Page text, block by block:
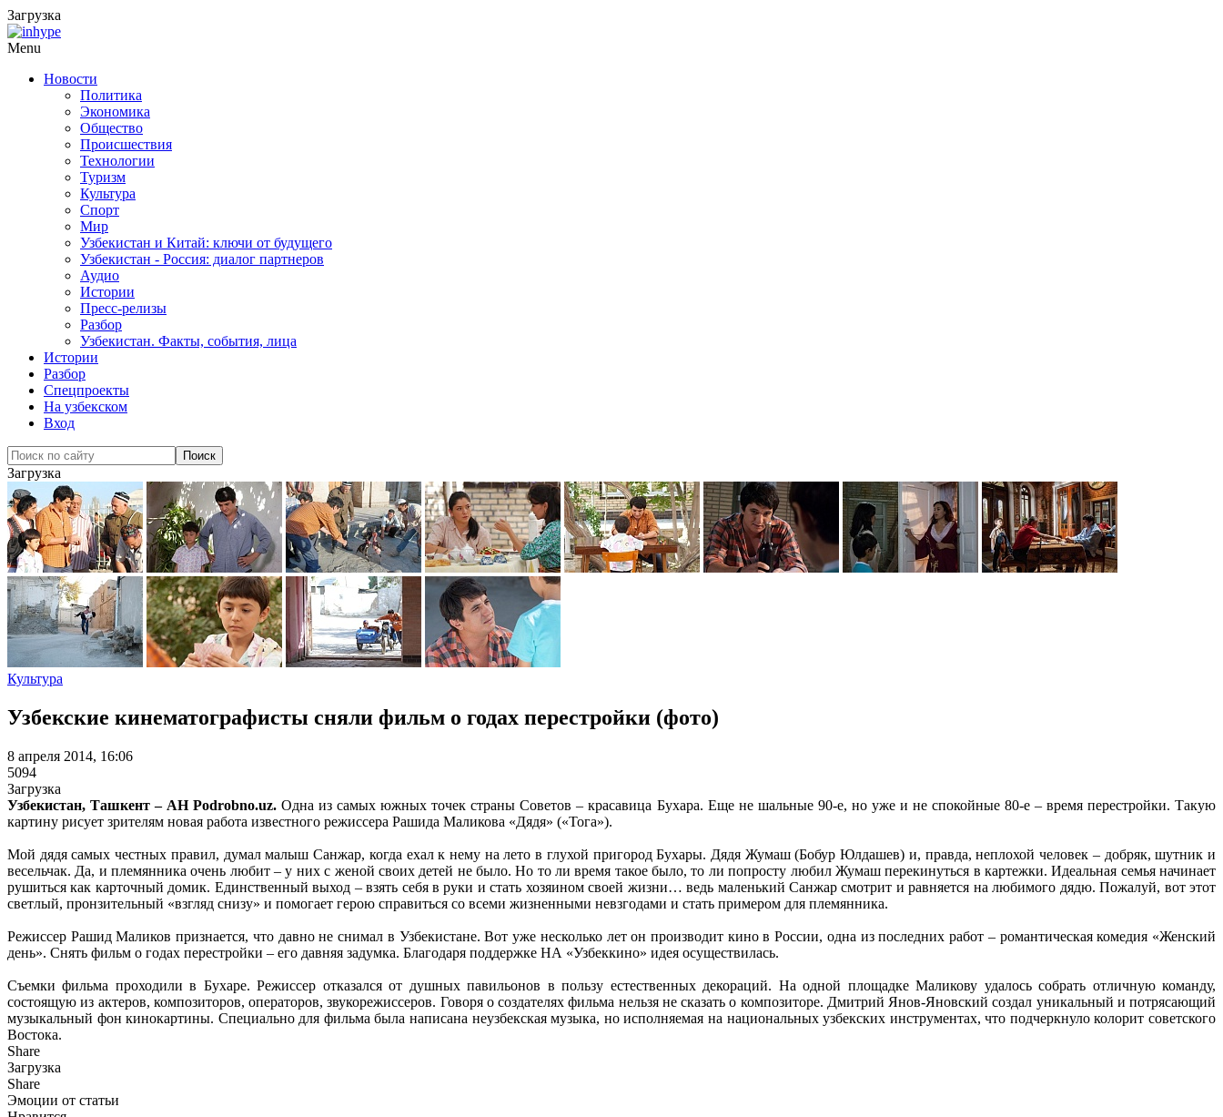
Загрузка
Menu
Новости
Политика
Экономика
Общество
Происшествия
Технологии
Туризм
Культура
Спорт
Мир
Узбекистан и Китай: ключи от будущего
Узбекистан - Россия: диалог партнеров
Аудио
Истории
Пресс-релизы
Разбор
Узбекистан. Факты, события, лица
Истории
Разбор
Спецпроекты
На узбекском
Вход
Загрузка
Культура
Узбекские кинематографисты сняли фильм о годах перестройки (фото)
8 апреля 2014, 16:06
5094
Загрузка
Узбекистан, Ташкент – АН Podrobno.uz.Одна из самых южных точек страны Советов – красавица Бухара. Еще не шальные 90-е, но уже и не спокойные 80-е – время перестройки. Такую
картину рисует зрителям новая работа известного режиссера Рашида Маликова «Дядя» («Тога»).
Мой дядя самых честных правил, думал малыш Санжар, когда ехал к нему на лето в глухой пригород Бухары. Дядя Жумаш (Бобур Юлдашев) и, правда, неплохой человек – добряк, шутник и
весельчак. Да, и племянника очень любит – у них с женой своих детей не было. Но то ли время такое было, то ли попросту любил Жумаш перекинуться в картежки. Идеальная семья начинает
рушиться как карточный домик. Единственный выход – взять себя в руки и стать хозяином своей жизни… ведь маленький Санжар смотрит и равняется на любимого дядю. Пожалуй, вот этот
светлый, пронзительный «взгляд снизу» и помогает герою справиться со всеми жизненными невзгодами и стать примером для племянника.
Режиссер Рашид Маликов признается, что давно не снимал в Узбекистане. Вот уже несколько лет он производит кино в России, одна из последних работ – романтическая комедия «Женский
день». Снять фильм о годах перестройки – его давняя задумка. Благодаря поддержке НА «Узбеккино» идея осуществилась.
Съемки фильма проходили в Бухаре. Режиссер отказался от душных павильонов в пользу естественных декораций. На одной площадке Маликову удалось собрать отличную команду,
состоящую из актеров, композиторов, операторов, звукорежиссеров. Говоря о создателях фильма нельзя не сказать о композиторе. Дмитрий Янов-Яновский создал уникальный и потрясающий
музыкальный фон кинокартины. Специально для фильма была написана неузбекская музыка, но исполняемая на национальных узбекских инструментах, что подчеркнуло колорит советского
Востока.
Share
Загрузка
Share
Эмоции от статьи